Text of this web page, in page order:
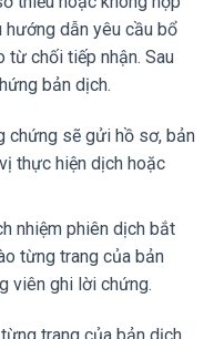
hướng dẫn yêu cầu bổ
từ chối tiếp nhận. Sau
bản dịch.
chứng sẽ gửi hồ sơ, bản
thực hiện dịch hoặc
nhiệm phiên dịch bắt
từng trang của bản
viên ghi lời chứng.